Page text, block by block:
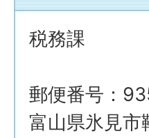
税務課
郵便番号：
富山県氷見